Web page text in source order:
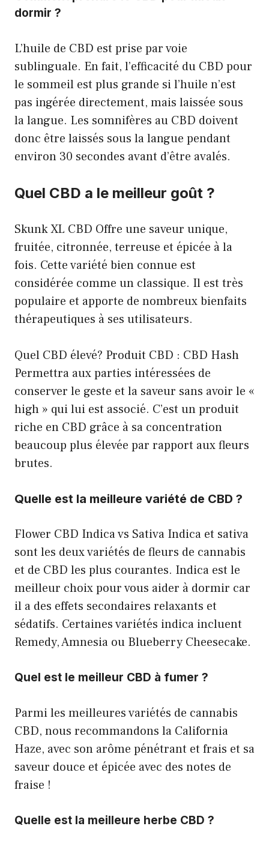
dormir ?
L’huile de CBD est prise par voie
sublinguale. En fait, l’efficacité du CBD pour
le sommeil est plus grande si l’huile n’est
pas ingérée directement, mais laissée sous
la langue. Les somnifères au CBD doivent
donc être laissés sous la langue pendant
environ 30 secondes avant d’être avalés.
Quel CBD a le meilleur goût ?
Skunk XL CBD Offre une saveur unique,
fruitée, citronnée, terreuse et épicée à la
fois. Cette variété bien connue est
considérée comme un classique. Il est très
populaire et apporte de nombreux bienfaits
thérapeutiques à ses utilisateurs.
Quel CBD élevé? Produit CBD : CBD Hash
Permettra aux parties intéressées de
conserver le geste et la saveur sans avoir le «
high » qui lui est associé. C’est un produit
riche en CBD grâce à sa concentration
beaucoup plus élevée par rapport aux fleurs
brutes.
Quelle est la meilleure variété de CBD ?
Flower CBD Indica vs Sativa Indica et sativa
sont les deux variétés de fleurs de cannabis
et de CBD les plus courantes. Indica est le
meilleur choix pour vous aider à dormir car
il a des effets secondaires relaxants et
sédatifs. Certaines variétés indica incluent
Remedy, Amnesia ou Blueberry Cheesecake.
Quel est le meilleur CBD à fumer ?
Parmi les meilleures variétés de cannabis
CBD, nous recommandons la California
Haze, avec son arôme pénétrant et frais et sa
saveur douce et épicée avec des notes de
fraise !
Quelle est la meilleure herbe CBD ?